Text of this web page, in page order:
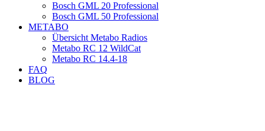
Bosch GML 20 Professional
Bosch GML 50 Professional
METABO
Übersicht Metabo Radios
Metabo RC 12 WildCat
Metabo RC 14.4-18
FAQ
BLOG